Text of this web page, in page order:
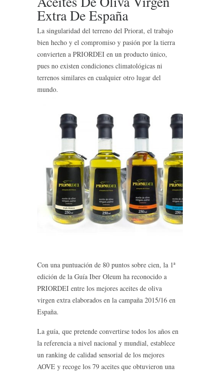
Extra De España
La singularidad del terreno del Priorat, el trabajo
bien hecho y el compromiso y pasión por la tierra
convierten a PRIORDEI en un producto único,
pues no existen condiciones climatológicas ni
terrenos similares en cualquier otro lugar del
mundo.
Con una puntuación de 80 puntos sobre cien, la 1ª
edición de la Guía Iber Oleum ha reconocido a
PRIORDEI entre los mejores aceites de oliva
virgen extra elaborados en la campaña 2015/16 en
España.
La guía, que pretende convertirse todos los años en
la referencia a nivel nacional y mundial, establece
un ranking de calidad sensorial de los mejores
AOVE y recoge los 79 aceites que obtuvieron una